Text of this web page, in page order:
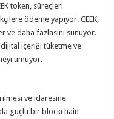
token, süreçleri
ödeme yapıyor. CEEK,
ve daha fazlasını sunuyor.
dijital içeriği tüketme ve
umuyor.
ve idaresine
güçlü bir blockchain